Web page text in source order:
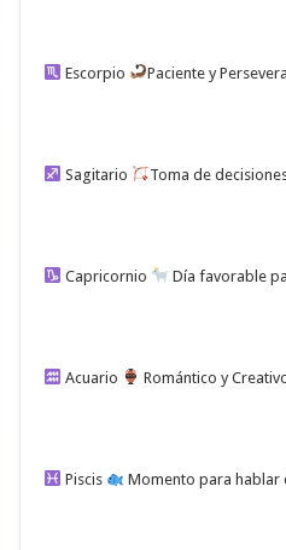
Escorpio Paciente y
Sagitario Toma de
Capricornio Día favorable
Acuario Romántico y
Piscis Momento para hablar